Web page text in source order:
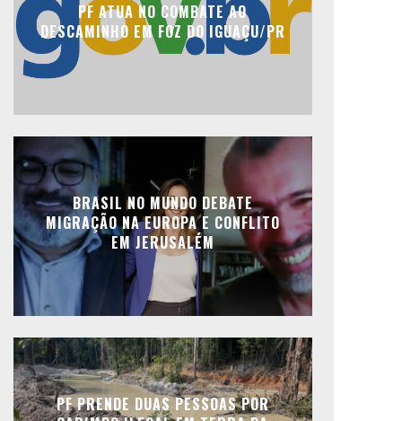
PF ATUA NO COMBATE AO
DESCAMINHO EM FOZ DO IGUAÇU/PR
BRASIL NO MUNDO DEBATE
MIGRAÇÃO NA EUROPA E CONFLITO
EM JERUSALÉM
PF PRENDE DUAS PESSOAS POR